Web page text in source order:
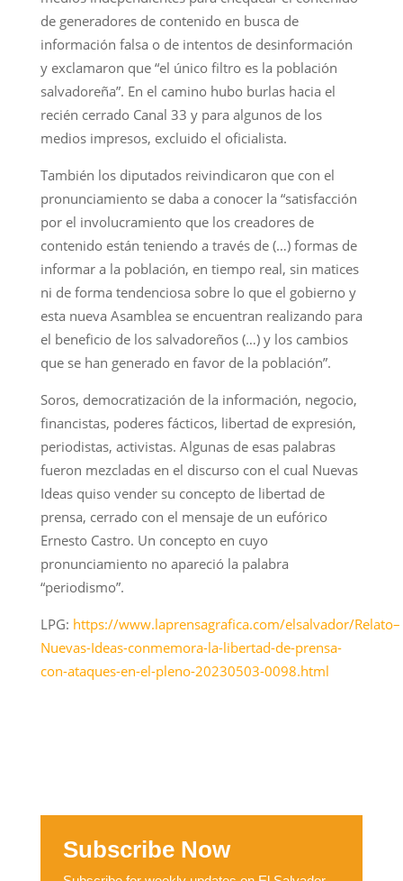
de generadores de contenido en busca de
información falsa o de intentos de desinformación
y exclamaron que “el único filtro es la población
salvadoreña”. En el camino hubo burlas hacia el
recién cerrado Canal 33 y para algunos de los
medios impresos, excluido el oficialista.
También los diputados reivindicaron que con el
pronunciamiento se daba a conocer la “satisfacción
por el involucramiento que los creadores de
contenido están teniendo a través de (…) formas de
informar a la población, en tiempo real, sin matices
ni de forma tendenciosa sobre lo que el gobierno y
esta nueva Asamblea se encuentran realizando para
el beneficio de los salvadoreños (…) y los cambios
que se han generado en favor de la población”.
Soros, democratización de la información, negocio,
financistas, poderes fácticos, libertad de expresión,
periodistas, activistas. Algunas de esas palabras
fueron mezcladas en el discurso con el cual Nuevas
Ideas quiso vender su concepto de libertad de
prensa, cerrado con el mensaje de un eufórico
Ernesto Castro. Un concepto en cuyo
pronunciamiento no apareció la palabra
“periodismo”.
LPG: https://www.laprensagrafica.com/elsalvador/Relato–
Nuevas-Ideas-conmemora-la-libertad-de-prensa-
con-ataques-en-el-pleno-20230503-0098.html
Subscribe Now